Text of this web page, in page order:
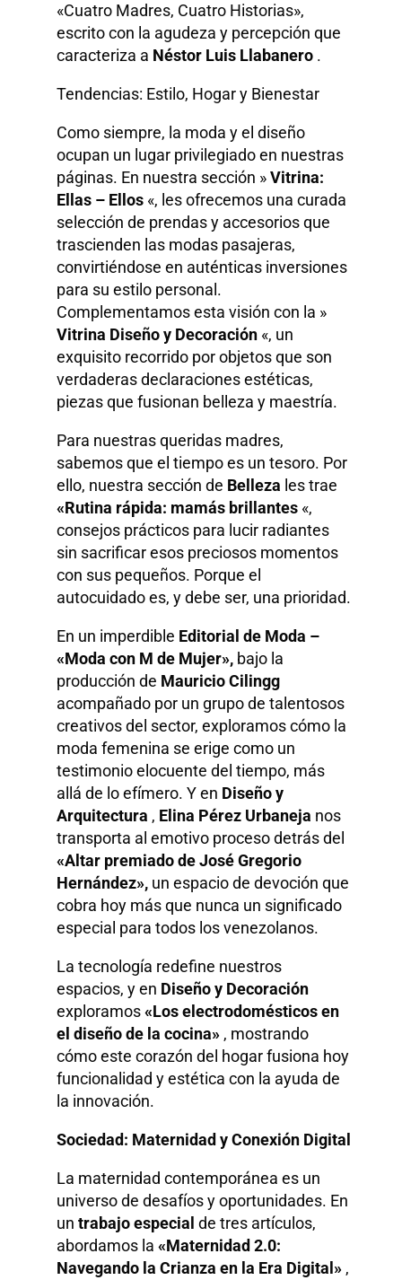
«Cuatro Madres, Cuatro Historias»,
escrito con la agudeza y percepción que
caracteriza a Néstor Luis Llabanero .
Tendencias: Estilo, Hogar y Bienestar
Como siempre, la moda y el diseño
ocupan un lugar privilegiado en nuestras
páginas. En nuestra sección »Vitrina:
Ellas – Ellos «, les ofrecemos una curada
selección de prendas y accesorios que
trascienden las modas pasajeras,
convirtiéndose en auténticas inversiones
para su estilo personal.
Complementamos esta visión con la »
Vitrina Diseño y Decoración «, un
exquisito recorrido por objetos que son
verdaderas declaraciones estéticas,
piezas que fusionan belleza y maestría.
Para nuestras queridas madres,
sabemos que el tiempo es un tesoro. Por
ello, nuestra sección de Belleza les trae
«Rutina rápida: mamás brillantes «,
consejos prácticos para lucir radiantes
sin sacrificar esos preciosos momentos
con sus pequeños. Porque el
autocuidado es, y debe ser, una prioridad.
En un imperdible Editorial de Moda –
«Moda con M de Mujer», bajo la
producción de Mauricio Cilingg
acompañado por un grupo de talentosos
creativos del sector, exploramos cómo la
moda femenina se erige como un
testimonio elocuente del tiempo, más
allá de lo efímero. Y en Diseño y
Arquitectura , Elina Pérez Urbaneja nos
transporta al emotivo proceso detrás del
«Altar premiado de José Gregorio
Hernández», un espacio de devoción que
cobra hoy más que nunca un significado
especial para todos los venezolanos.
La tecnología redefine nuestros
espacios, y en Diseño y Decoración
exploramos«Los electrodomésticos en
el diseño de la cocina» , mostrando
cómo este corazón del hogar fusiona hoy
funcionalidad y estética con la ayuda de
la innovación.
Sociedad: Maternidad y Conexión Digital
La maternidad contemporánea es un
universo de desafíos y oportunidades. En
untrabajo especial de tres artículos,
abordamos la«Maternidad 2.0:
Navegando la Crianza en la Era Digital» ,